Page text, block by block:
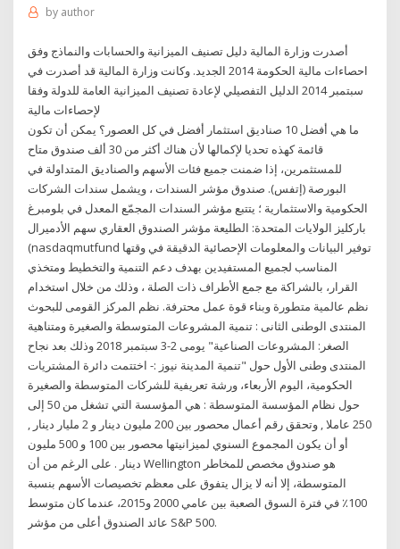
by author
أصدرت وزارة المالية دليل تصنيف الميزانية والحسابات والنماذج وفق
احصاءات مالية الحكومة 2014 الجديد. وكانت وزارة المالية قد أصدرت في
سبتمبر 2014 الدليل التفصيلي لإعادة تصنيف الميزانية العامة للدولة وفقا
لإحصاءات مالية
ما هي أفضل 10 صناديق استثمار أفضل في كل العصور؟ يمكن أن تكون
قائمة كهذه تحديا لإكمالها لأن هناك أكثر من 30 ألف صندوق متاح
للمستثمرين، إذا ضمنت جميع فئات الأسهم والصناديق المتداولة في
البورصة (إتفس). صندوق مؤشر السندات ، ويشمل سندات الشركات
الحكومية والاستثمارية ؛ يتتبع مؤشر السندات المجمّع المعدل في بلومبرغ
باركليز الولايات المتحدة: الطليعة مؤشر الصندوق العقاري سهم الأدميرال
(nasdaqmutfund توفير البيانات والمعلومات الإحصائية الدقيقة في وقتها
المناسب لجميع المستفيدين بهدف دعم التنمية والتخطيط ومتخذي
القرار، بالشراكة مع جمع الأطراف ذات الصلة ، وذلك من خلال استخدام
نظم عالمية متطورة وبناء قوة عمل محترفة. نظم المركز القومى للبحوث
المنتدى الوطنى الثانى : تنمية المشروعات المتوسطة والصغيرة ومتناهية
الصغر: المشروعات الصناعية" يومى 2-3 سبتمبر 2018 وذلك بعد نجاح
المنتدى وطنى الأول حول "تنمية المدينة نيوز :- اختتمت دائرة المشتريات
الحكومية، اليوم الأربعاء، ورشة تعريفية للشركات المتوسطة والصغيرة
حول نظام المؤسسة المتوسطة : هي المؤسسة التي تشغل من 50 إلى
250 عاملا , وتحقق رقم أعمال محصور بين 200 مليون دينار و 2 مليار دينار ,
أو أن يكون المجموع السنوي لميزانيتها محصور بين 100 و 500 مليون
دينار . على الرغم من أن Wellington هو صندوق مخصص للمخاطر
المتوسطة، إلا أنه لا يزال يتفوق على معظم تخصيصات الأسهم بنسبة
100٪ في فترة السوق الصعبة بين عامي 2000 و2015، عندما كان متوسط
عائد الصندوق أعلى من مؤشر S&P 500.